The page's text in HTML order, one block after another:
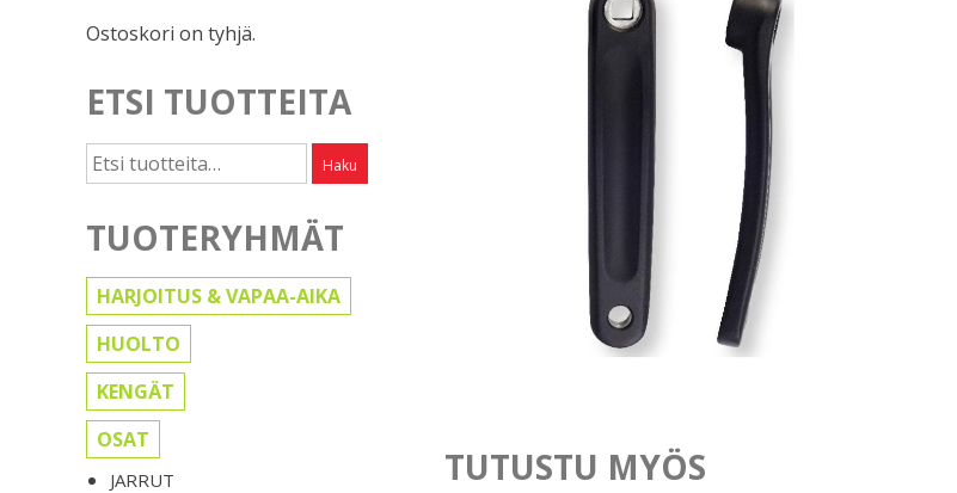
Ostoskori on tyhjä.
ETSI TUOTTEITA
Etsi: Haku
TUOTERYHMÄT
HARJOITUS & VAPAA-AIKA
HUOLTO
KENGÄT
OSAT
JARRUT
TUTUSTU MYÖS